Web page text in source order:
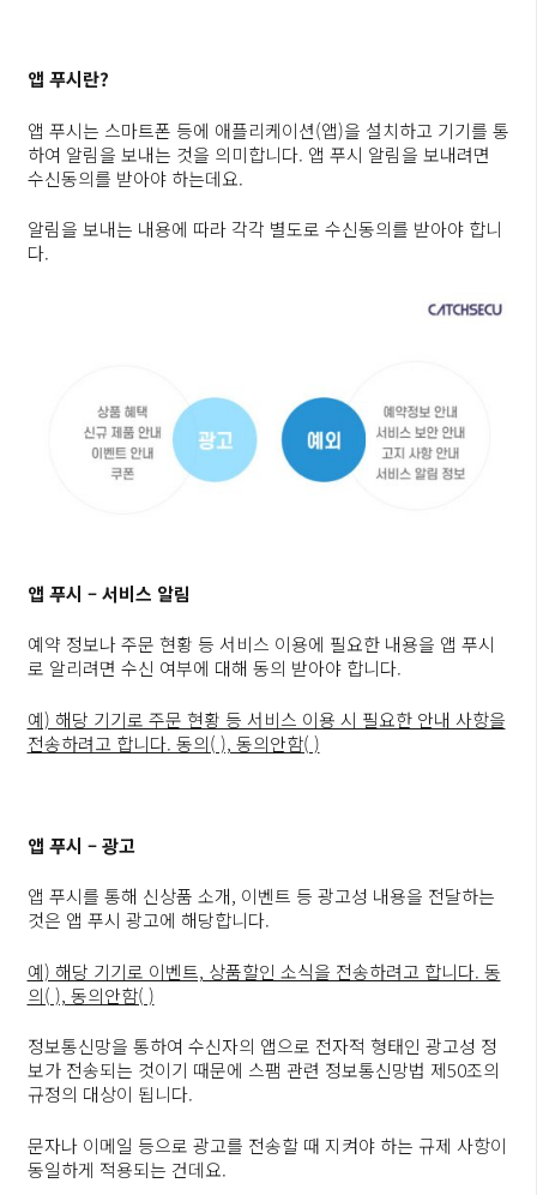
앱 푸시란?
앱 푸시는 스마트폰 등에 애플리케이션(앱)을 설치하고 기기를 통
하여 알림을 보내는 것을 의미합니다. 앱 푸시 알림을 보내려면
수신동의를 받아야 하는데요.
알림을 보내는 내용에 따라 각각 별도로 수신동의를 받아야 합니
다.
앱 푸시 – 서비스 알림
예약 정보나 주문 현황 등 서비스 이용에 필요한 내용을 앱 푸시
로 알리려면 수신 여부에 대해 동의 받아야 합니다.
예) 해당 기기로 주문 현황 등 서비스 이용 시 필요한 안내 사항을
전송하려고 합니다. 동의( ), 동의안함( )
앱 푸시 – 광고
앱 푸시를 통해 신상품 소개, 이벤트 등 광고성 내용을 전달하는
것은 앱 푸시 광고에 해당합니다.
예) 해당 기기로 이벤트, 상품할인 소식을 전송하려고 합니다. 동
의( ), 동의안함( )
정보통신망을 통하여 수신자의 앱으로 전자적 형태인 광고성 정
보가 전송되는 것이기 때문에 스팸 관련 정보통신망법 제50조의
규정의 대상이 됩니다.
문자나 이메일 등으로 광고를 전송할 때 지켜야 하는 규제 사항이
동일하게 적용되는 건데요.